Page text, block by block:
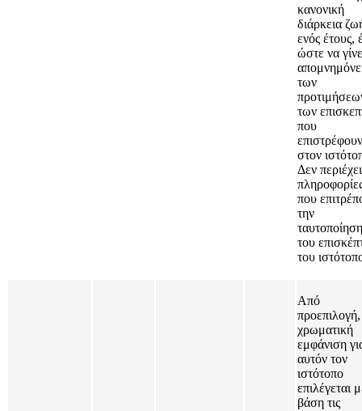
κανονική
διάρκεια
ενός έτους,
ώστε να
των
των
που
επιστρέφουν
στον
Δεν περιέχει
που
την
ταυτοποίηση
του
του
Από
χρωματική
εμφάνιση
αυτόν τον
ιστότοπο
επιλέγεται
βάση τις